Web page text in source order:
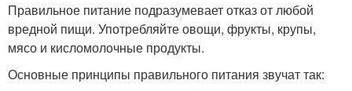
Правильное питание подразумевает отказ от любой
вредной пищи. Употребляйте овощи, фрукты, крупы,
мясо и кисломолочные продукты.
Основные принципы правильного питания звучат так: